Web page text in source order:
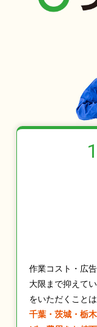
1
作業コスト・広
大限まで抑えて
をいただくこと
千葉・茨城・栃